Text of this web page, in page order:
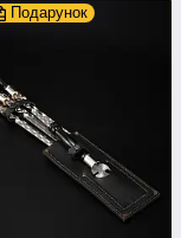
Подарунок